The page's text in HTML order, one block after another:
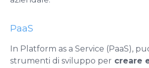
PaaS
In Platform as a Service (PaaS),
strumenti di sviluppo per creare